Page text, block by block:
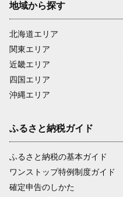
地域から探す
北海道エリア
関東エリア
近畿エリア
四国エリア
沖縄エリア
ふるさと納税ガイド
ふるさと納税の基本ガイド
ワンストップ特例制度ガイド
確定申告のしかた